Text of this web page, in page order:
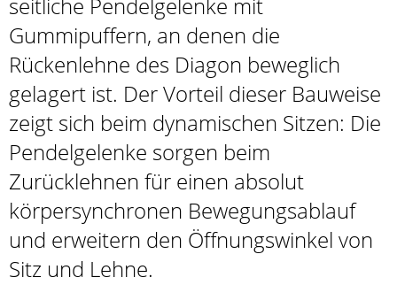
seitliche Pendelgelenke mit
Gummipuffern, an denen die
Rückenlehne des Diagon beweglich
gelagert ist. Der Vorteil dieser Bauweise
zeigt sich beim dynamischen Sitzen: Die
Pendelgelenke sorgen beim
Zurücklehnen für einen absolut
körpersynchronen Bewegungsablauf
und erweitern den Öffnungswinkel von
Sitz und Lehne.